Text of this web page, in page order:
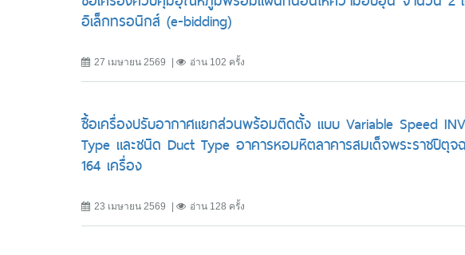
อิเล็กทรอนิกส์ (e-bidding)
27 เมษายน 2569 อ่าน 102 ครั้ง
ซื้อเครื่องปรับอากาศแยกส่วนพร้อมติดตั้ง แบบ Variable Speed
Type และชนิด Duct Type อาคารหอมหิตลาคารสมเด็จพระราชปิ
164 เครื่อง
23 เมษายน 2569 อ่าน 128 ครั้ง